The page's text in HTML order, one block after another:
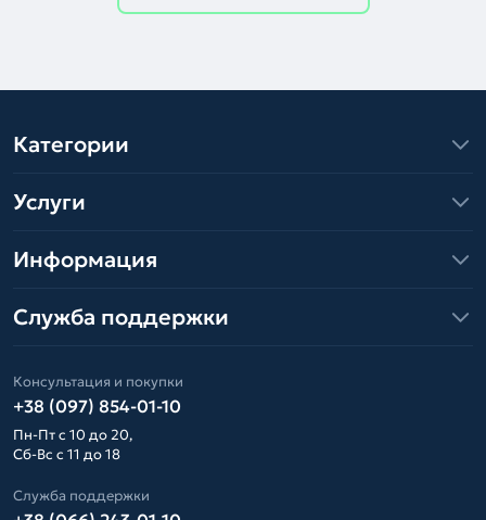
Категории
Услуги
Информация
Служба поддержки
Консультация и покупки
+38 (097) 854-01-10
Пн-Пт с 10 до 20,
Сб-Вс с 11 до 18
Служба поддержки